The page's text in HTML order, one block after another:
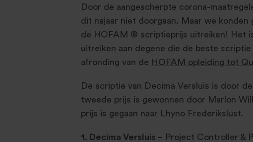
Door de aangescherpte corona-
dit najaar niet doorgaan. Maar we konden
de HOFAM ® scriptieprijs uitreiken! Het
uitreiken aan degene die de beste
afronding van de HOFAM opleiding tot
De scriptie van Decima Versluis is door
tweede prijs is gewonnen door Marlon
prijs is gegaan naar Lhyno Frederikslust.
1. Decima Versluis – Project Controller &